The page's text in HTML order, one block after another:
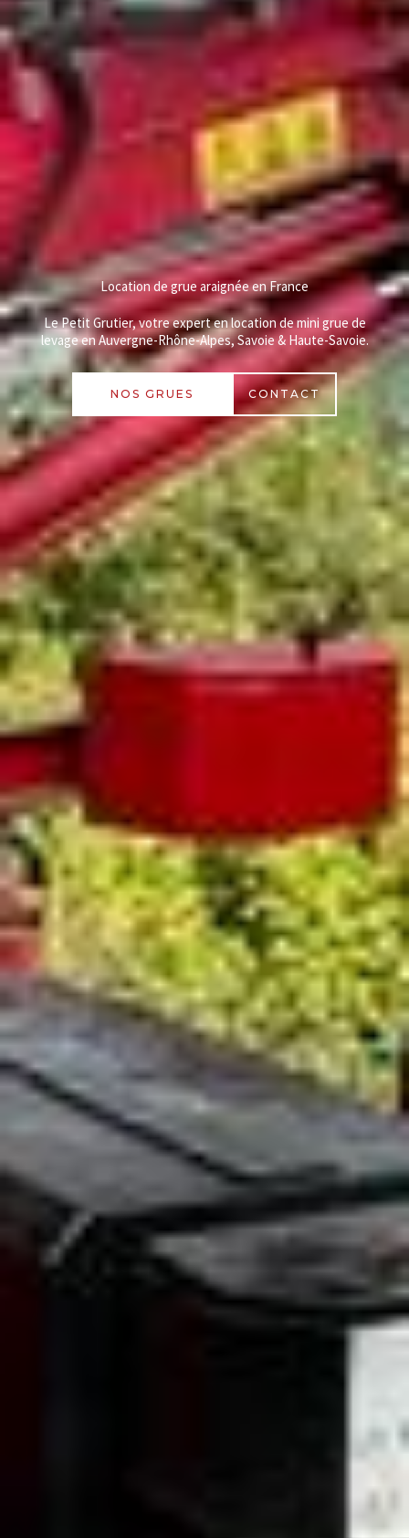
Location de grue araignée en France
Le Petit Grutier, votre expert en location de mini grue de
levage en Auvergne-Rhône-Alpes, Savoie & Haute-Savoie.
NOS GRUES CONTACT